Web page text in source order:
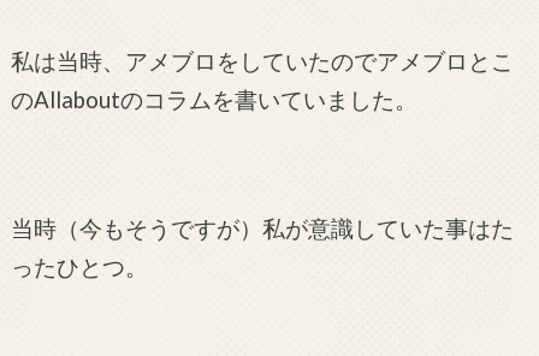
私は当時、アメブロをしていたのでアメブロとこ
のAllaboutのコラムを書いていました。
当時（今もそうですが）私が意識していた事はた
ったひとつ。